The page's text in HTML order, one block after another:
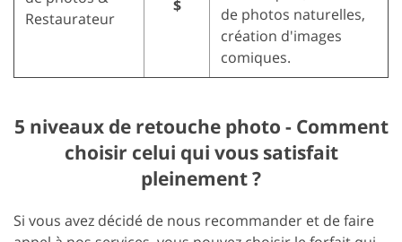
Restaurateur
$
de photos naturelles,
création d'images
comiques.
5 niveaux de retouche photo - Comment
choisir celui qui vous satisfait
pleinement ?
Si vous avez décidé de nous recommander et de faire